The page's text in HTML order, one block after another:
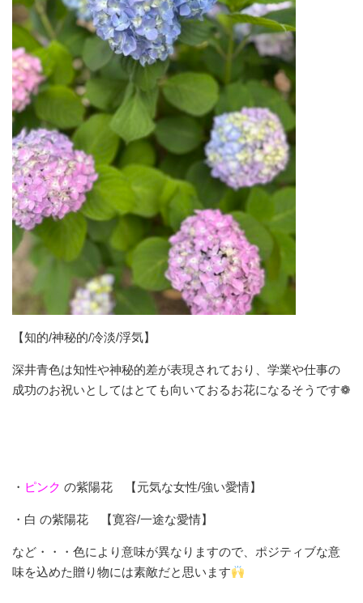
【知的/神秘的/冷淡/浮気】
深井青色は知性や神秘的差が表現されており、学業や仕事の
成功のお祝いとしてはとても向いておるお花になるそうです❁
・ ピンク の紫陽花 【元気な女性/強い愛情】
・白 の紫陽花 【寛容/一途な愛情】
など・・・色により意味が異なりますので、ポジティブな意
味を込めた贈り物には素敵だと思います